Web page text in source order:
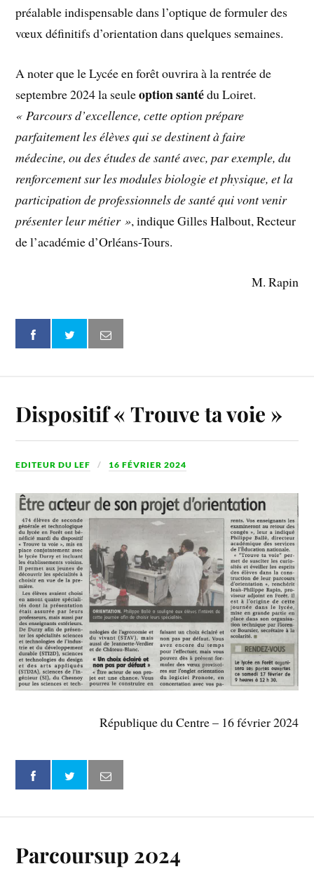
préalable indispensable dans l’optique de formuler des
vœux définitifs d’orientation dans quelques semaines.
A noter que le Lycée en forêt ouvrira à la rentrée de
septembre 2024 la seuleoption santédu Loiret.
« Parcours d’excellence, cette option prépare
parfaitement les élèves qui se destinent à faire
médecine, ou des études de santé avec, par exemple, du
renforcement sur les modules biologie et physique, et la
participation de professionnels de santé qui vont venir
présenter leur métier », indique Gilles Halbout, Recteur
de l’académie d’Orléans-Tours.
M. Rapin
Dispositif « Trouve ta voie »
EDITEUR DU LEF 16 FÉVRIER 2024
République du Centre – 16 février 2024
Parcoursup 2024